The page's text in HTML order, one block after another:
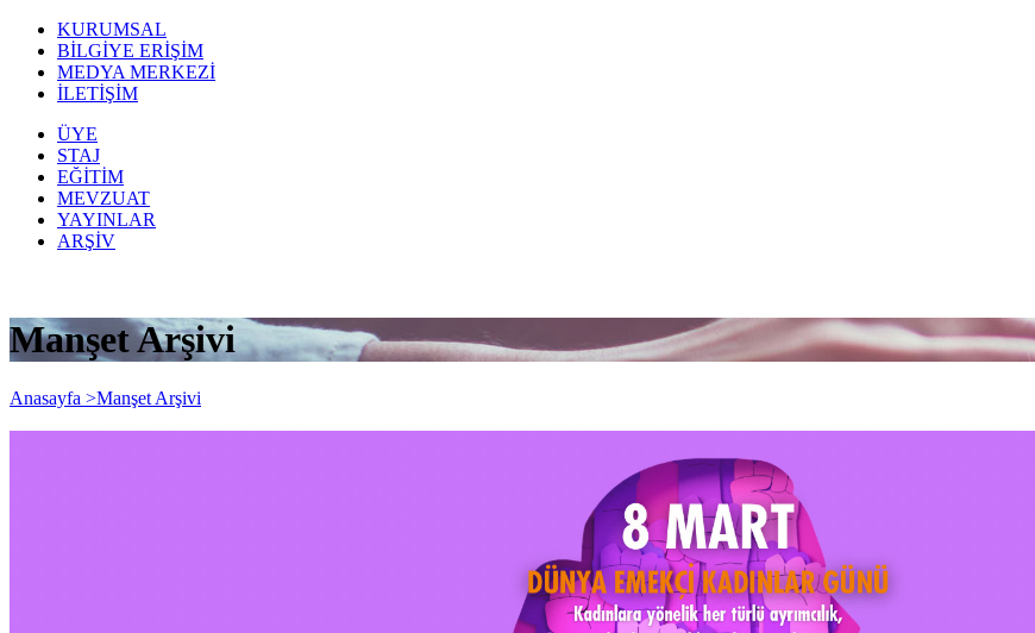
KURUMSAL
BİLGİYE ERİŞİM
MEDYA MERKEZİ
İLETİŞİM
ÜYE
STAJ
EĞİTİM
MEVZUAT
YAYINLAR
ARŞİV
Manşet Arşivi
Anasayfa >Manşet Arşivi